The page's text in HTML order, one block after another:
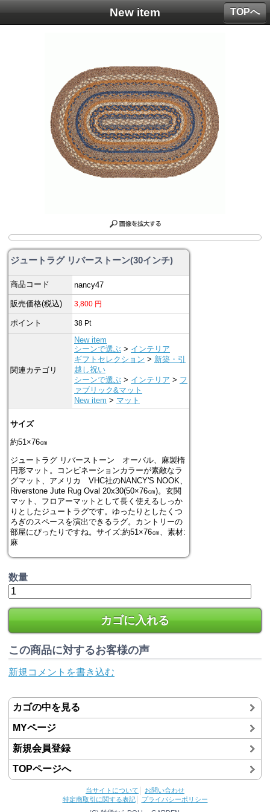
New item
ジュートラグ リバーストーン(30インチ)
商品コード nancy47
販売価格(税込) 3,800 円
ポイント 38 Pt
関連カテゴリ
New item
シーンで選ぶ > インテリア
ギフトセレクション > 新築・引
越し祝い
シーンで選ぶ > インテリア > フ
ァブリック&マット
New item > マット
サイズ
約51×76㎝
ジュートラグ リバーストーン オーバル、麻製楕
円形マット。コンビネーションカラーが素敵なラ
グマット、アメリカ VHC社のNANCY'S NOOK、
Riverstone Jute Rug Oval 20x30(50×76㎝)。玄関
マット、フロアーマットとして長く使えるしっか
りとしたジュートラグです。ゆったりとしたくつ
ろぎのスペースを演出できるラグ。カントリーの
部屋にぴったりですね。サイズ:約51×76㎝、素材:
麻
数量
カゴに入れる
この商品に対するお客様の声
新規コメントを書き込む
カゴの中を見る
MYページ
新規会員登録
TOPページへ
当サイトについて
お問い合わせ
特定商取引に関する表記│
プライバシーポリシー
TOPへ